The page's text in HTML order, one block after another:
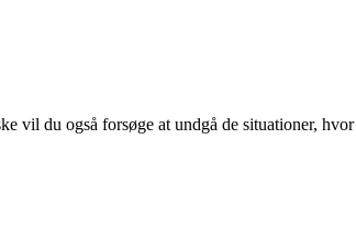
vil du også forsøge at undgå de situationer,